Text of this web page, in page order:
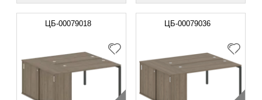
ЦБ-00079018 ЦБ-00079036